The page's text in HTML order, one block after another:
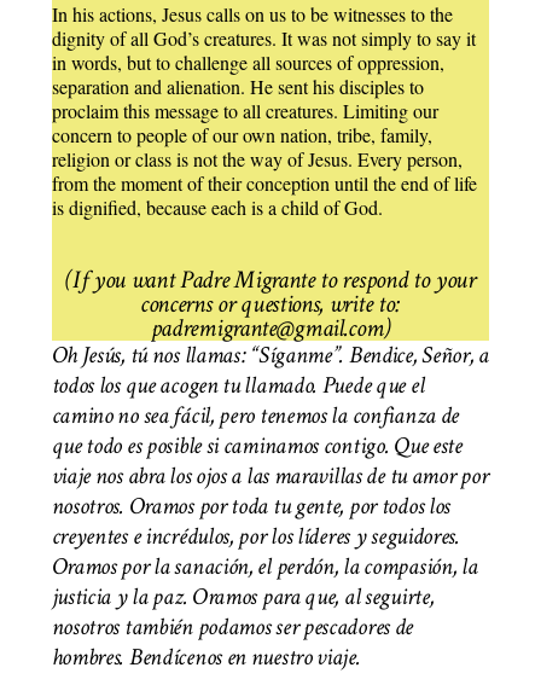
In his actions, Jesus calls on us to be witnesses to the
dignity of all God’s creatures. It was not simply to say it
in words, but to challenge all sources of oppression,
separation and alienation. He sent his disciples to
proclaim this message to all creatures. Limiting our
concern to people of our own nation, tribe, family,
religion or class is not the way of Jesus. Every person,
from the moment of their conception until the end of life
is dignified, because each is a child of God.
(If you want Padre Migrante to respond to your
concerns or questions, write to:
padremigrante@gmail.com)
Oh Jesús, tú nos llamas: “Síganme”. Bendice, Señor, a
todos los que acogen tu llamado. Puede que el
camino no sea fácil, pero tenemos la confianza de
que todo es posible si caminamos contigo. Que este
viaje nos abra los ojos a las maravillas de tu amor por
nosotros. Oramos por toda tu gente, por todos los
creyentes e incrédulos, por los líderes y seguidores.
Oramos por la sanación, el perdón, la compasión, la
justicia y la paz. Oramos para que, al seguirte,
nosotros también podamos ser pescadores de
hombres. Bendícenos en nuestro viaje.